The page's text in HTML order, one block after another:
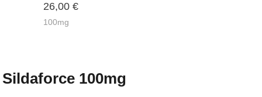
26,00 €
100mg
Sildaforce 100mg